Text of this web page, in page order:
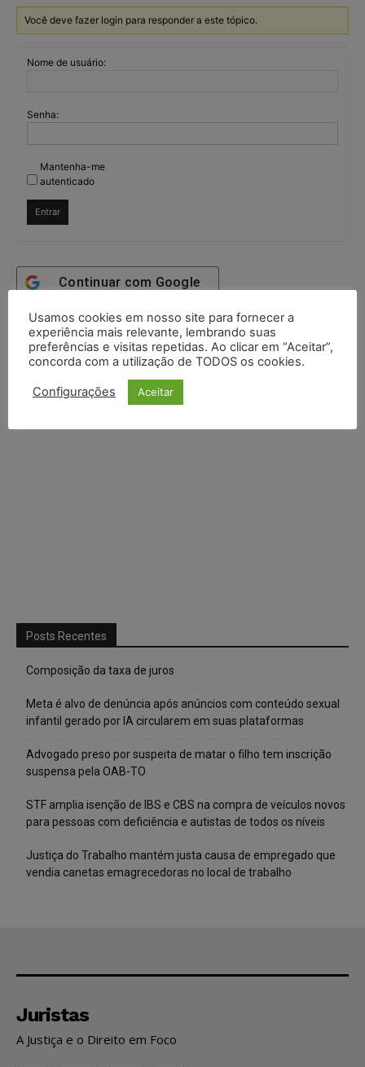
Você deve fazer login para responder a este tópico.
Nome de usuário:
Senha:
Mantenha-me
autenticado
Entrar
Continuar com Google
Continuar comX
Posts Recentes
Composição da taxa de juros
Meta é alvo de denúncia após anúncios com conteúdo sexual
infantil gerado por IA circularem em suas plataformas
Advogado preso por suspeita de matar o filho tem inscrição
suspensa pela OAB-TO
STF amplia isenção de IBS e CBS na compra de veículos novos
para pessoas com deficiência e autistas de todos os níveis
Justiça do Trabalho mantém justa causa de empregado que
vendia canetas emagrecedoras no local de trabalho
Juristas
A Justiça e o Direito em Foco
Usamos cookies em nosso site para fornecer a
experiência mais relevante, lembrando suas
preferências e visitas repetidas. Ao clicar em “Aceitar”,
concorda com a utilização de TODOS os cookies.
Configurações Aceitar